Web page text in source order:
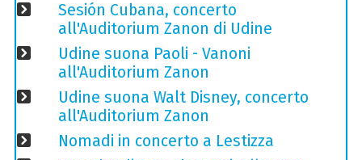
Sesión Cubana, concerto
all'Auditorium Zanon di Udine
Udine suona Paoli - Vanoni
all'Auditorium Zanon
Udine suona Walt Disney, concerto
all'Auditorium Zanon
Nomadi in concerto a Lestizza